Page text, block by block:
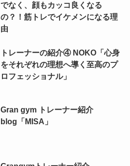
でなく、顔もカッコ良くなる
の？！筋トレでイケメンになる理
由
トレーナーの紹介④ NOKO「心身
をそれぞれの理想へ導く至高のプ
ロフェッショナル」
Gran gym トレーナー紹介
blog「MISA」